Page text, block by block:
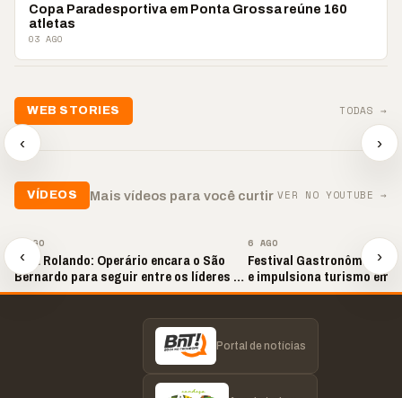
ESPORTES
Copa Paradesportiva em Ponta Grossa reúne 160
atletas
03 AGO
WEB STORIES TODAS →
‹
🛍️ Atendimento ainda é
o diferencial nas vendas
🔥 “O
custar
›
VÍDEOS Mais vídeos para você curtir VER NO YOUTUBE →
‹
6 AGO
Bola Rolando: Operário encara o São
Bernardo para seguir entre os líderes da
Série B
6 AGO
Festival Gastronômico
e impulsiona turismo em
›
Portal de notícias